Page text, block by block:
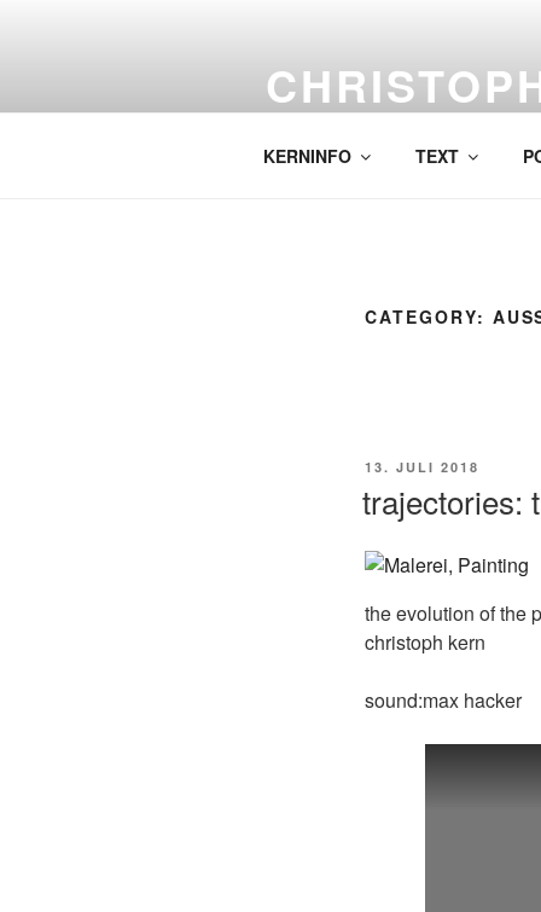
KERNINFO TEXT
CATEGORY:
POSTED
13. JULI 2018
trajectories:
the evolution of the
christoph kern
sound:max hacker